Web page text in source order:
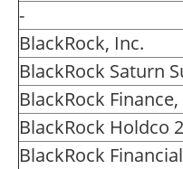
-
BlackRock, Inc.
BlackRock Saturn
BlackRock
BlackRock Holdco
BlackRock